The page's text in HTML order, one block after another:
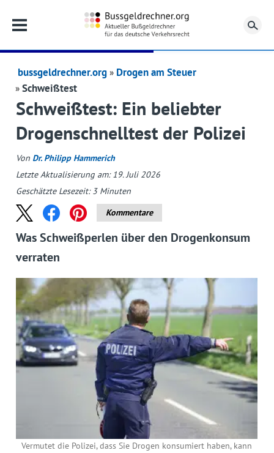
bussgeldrechner.org
Drogen am Steuer
Schweißtest
Schweißtest: Ein beliebter
Drogenschnelltest der Polizei
Von Dr. Philipp Hammerich
Letzte Aktualisierung am: 19. Juli 2026
Geschätzte Lesezeit:3 Minuten
Kommentare
Was Schweißperlen über den Drogenkonsum
verraten
Vermutet die Polizei, dass Sie Drogen konsumiert haben, kann